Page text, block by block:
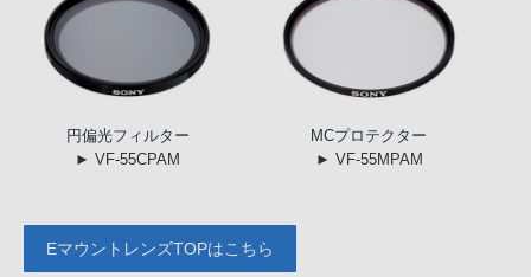
円偏光フィルター
► VF-55CPAM
MCプロテクター
► VF-55MPAM
EマウントレンズTOPはこちら